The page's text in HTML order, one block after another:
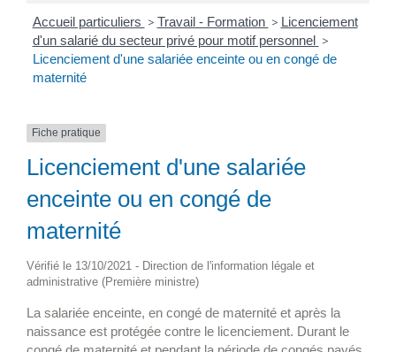
Accueil particuliers > Travail - Formation > Licenciement
d'un salarié du secteur privé pour motif personnel >
Licenciement d'une salariée enceinte ou en congé de
maternité
Fiche pratique
Licenciement d'une salariée
enceinte ou en congé de
maternité
Vérifié le 13/10/2021 - Direction de l'information légale et
administrative (Première ministre)
La salariée enceinte, en congé de maternité et après la
naissance est protégée contre le licenciement. Durant le